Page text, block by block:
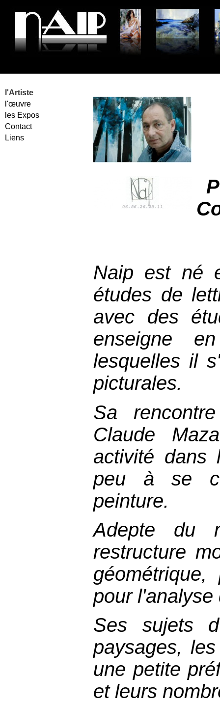
l'Artiste
l'œuvre
les Expos
Contact
Liens
Naip est né
études de
avec des
enseigne
lesquelles il
picturales.
Sa
Claude
activité dans
peu à se
peinture.
Adepte du
restructure
pour l'analyse
Ses sujets
paysages,
une petite
et leurs